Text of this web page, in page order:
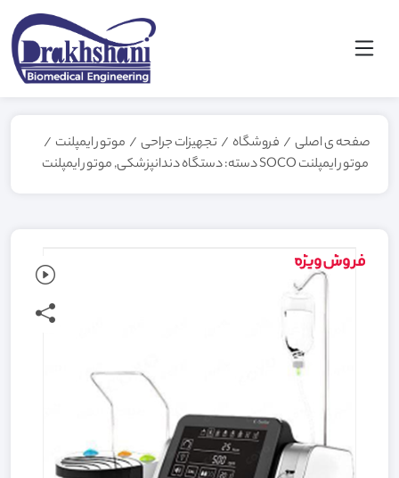
صفحه ی اصلی / فروشگاه / تجهیزات جراحی / موتور ایمپلنت /
موتور ایمپلنت SOCO دسته: دستگاه دندانپزشکی, موتور ایمپلنت